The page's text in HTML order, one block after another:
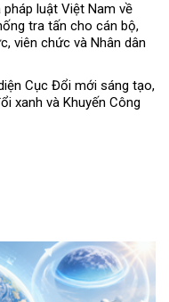
pháp luật Việt Nam về
tra tấn cho cán bộ,
viên chức và Nhân dân
Cục Đổi mới sáng tạo,
xanh và Khuyến Công